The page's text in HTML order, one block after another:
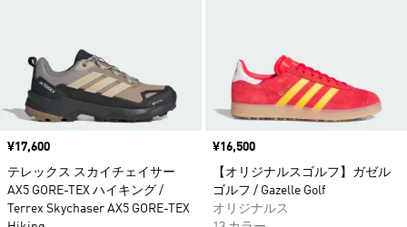
価格
¥17,600
テレックス スカイチェイサー
AX5 GORE-TEX ハイキング /
Terrex Skychaser AX5 GORE-TEX
価格
¥16,500
【オリジナルスゴルフ】ガゼル
ゴルフ / Gazelle Golf
オリジナルス